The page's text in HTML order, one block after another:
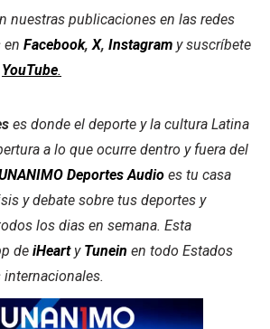
nuestras publicaciones en las redes
en Facebook, X, Instagram y suscríbete
YouTube.
es donde el deporte y la cultura Latina
a lo que ocurre dentro y fuera del
Deportes Audio es tu casa
y debate sobre tus deportes y
los dias en semana. Esta
de iHeart y Tunein en todo Estados
internacionales.